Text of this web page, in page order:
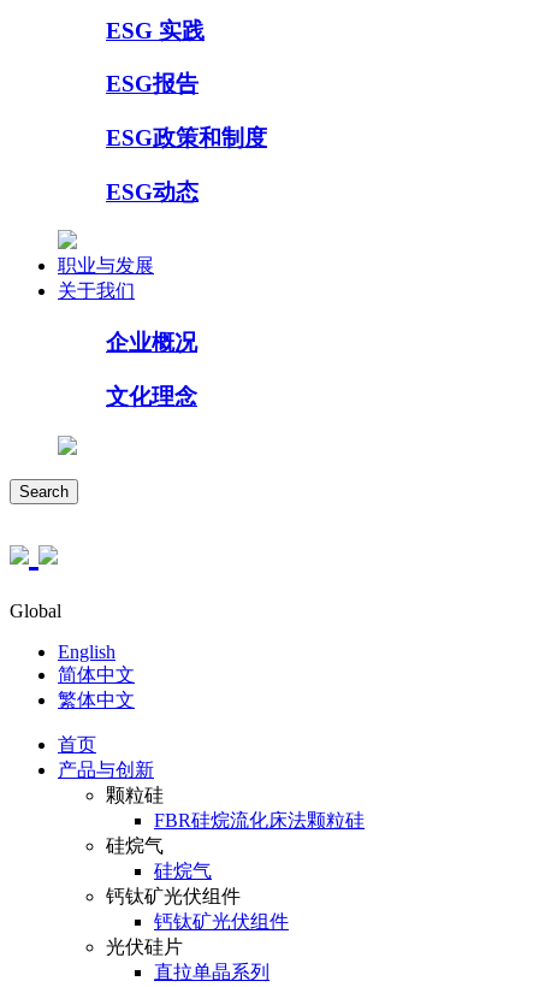
ESG 实践
ESG报告
ESG政策和制度
ESG动态
职业与发展
关于我们
企业概况
文化理念
Search
Global
English
简体中文
繁体中文
首页
产品与创新
颗粒硅
FBR硅烷流化床法颗粒硅
硅烷气
硅烷气
钙钛矿光伏组件
钙钛矿光伏组件
光伏硅片
直拉单晶系列